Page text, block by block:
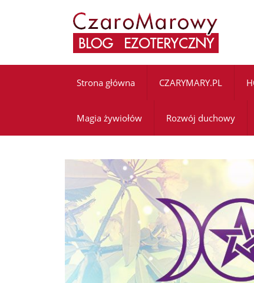
Strona główna CZARYMARY.PL
Magia żywiołów Rozwój duchowy